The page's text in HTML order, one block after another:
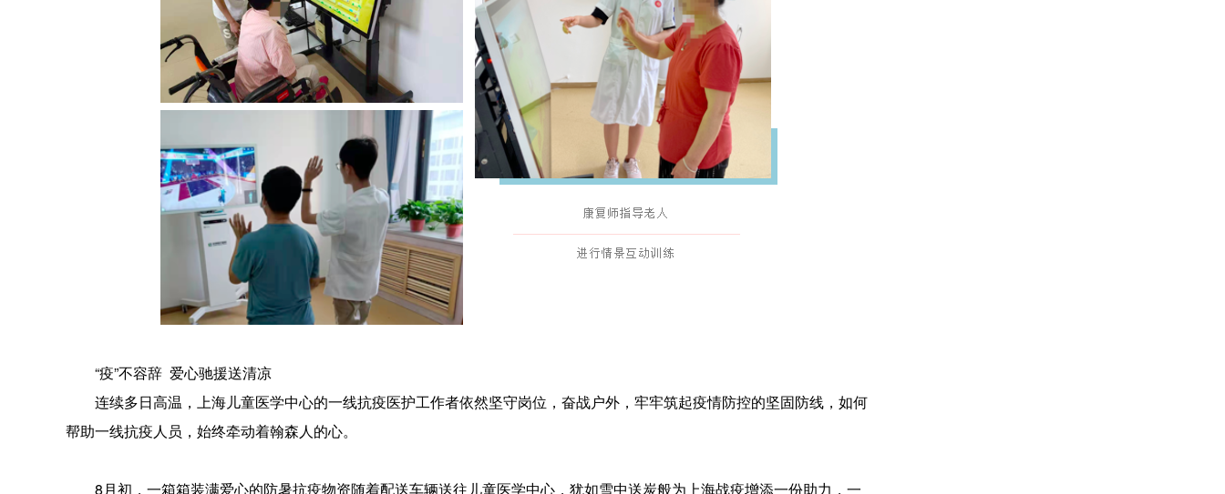
“疫”不容辞 爱心驰援送清凉
连续多日高温，上海儿童医学中心的一线抗疫医护工作者依然坚守岗位，奋战户外，牢牢筑起疫情防控的坚固防线，如何
帮助一线抗疫人员，始终牵动着翰森人的心。
8月初，一箱箱装满爱心的防暑抗疫物资随着配送车辆送往儿童医学中心，犹如雪中送炭般为上海战疫增添一份助力，一